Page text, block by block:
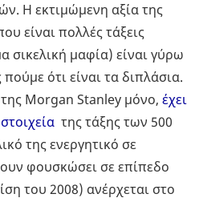
Η εκτιμώμενη αξία της
είναι πολλές τάξεις
σικελική μαφία) είναι γύρω
ότι είναι τα διπλάσια.
Morgan Stanley μόνο, έχει
στοιχεία της τάξης των 500
της ενεργητικό σε
φουσκώσει σε επίπεδο
του 2008) ανέρχεται στο